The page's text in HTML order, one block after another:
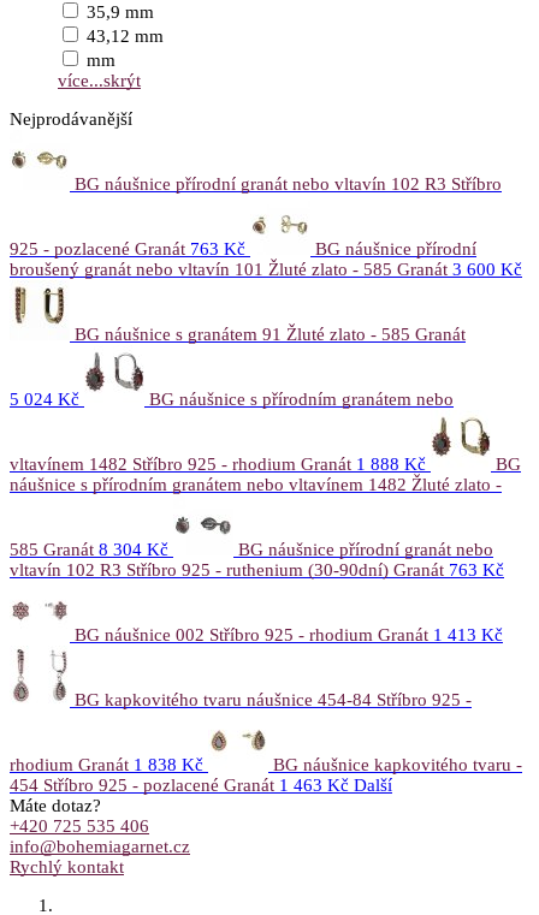
35,9 mm
43,12 mm
mm
více...skrýt
Nejprodávanější
BG náušnice přírodní granát nebo vltavín 102 R3 Stříbro
925 - pozlacené Granát 763 Kč
BG náušnice přírodní
broušený granát nebo vltavín 101 Žluté zlato - 585 Granát 3 600 Kč
BG náušnice s granátem 91 Žluté zlato - 585 Granát
5 024 Kč BG náušnice s přírodním granátem nebo
vltavínem 1482 Stříbro 925 - rhodium Granát 1 888 Kč
BG
náušnice s přírodním granátem nebo vltavínem 1482 Žluté zlato -
585 Granát 8 304 Kč
BG náušnice přírodní granát nebo
vltavín 102 R3 Stříbro 925 - ruthenium (30-90dní) Granát 763 Kč
BG náušnice 002 Stříbro 925 - rhodium Granát 1 413 Kč
BG kapkovitého tvaru náušnice 454-84 Stříbro 925 -
rhodium Granát 1 838 Kč
BG náušnice kapkovitého tvaru -
454 Stříbro 925 - pozlacené Granát 1 463 Kč Další
Máte dotaz?
+420 725 535 406
info@bohemiagarnet.cz
Rychlý kontakt